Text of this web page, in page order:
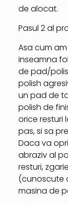
de alocat.
Pasul 2 al
Asa cum
inseamna
de pad/
polish
un pad de
polish de
orice resturi
pas, si sa
Daca va
abraziv al
resturi,
(cunoscute
masina de